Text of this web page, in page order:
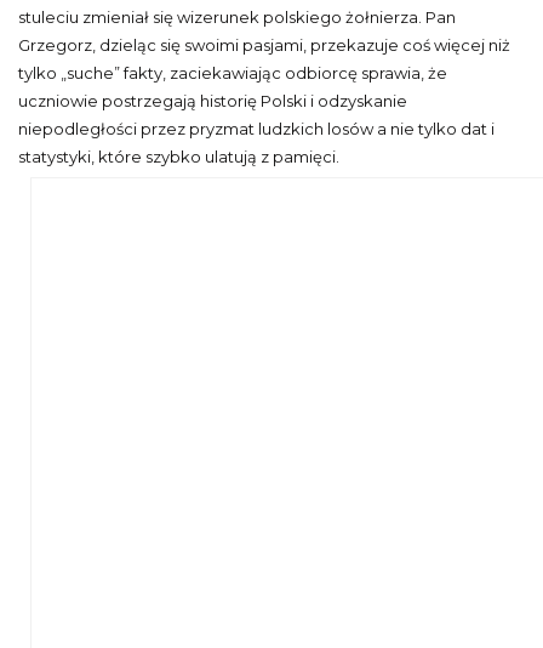
stuleciu zmieniał się wizerunek polskiego żołnierza. Pan
Grzegorz, dzieląc się swoimi pasjami, przekazuje coś więcej niż
tylko „suche” fakty, zaciekawiając odbiorcę sprawia, że
uczniowie postrzegają historię Polski i odzyskanie
niepodległości przez pryzmat ludzkich losów a nie tylko dat i
statystyki, które szybko ulatują z pamięci.